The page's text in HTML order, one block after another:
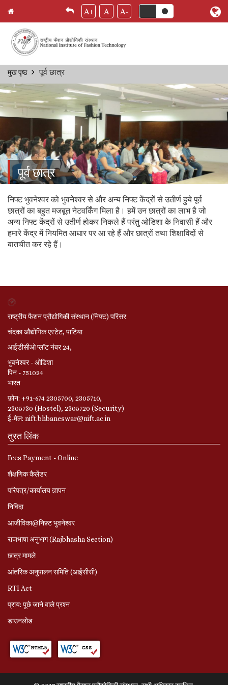
Skip
main
content
A+ A A-
Breadcrumb
मुख पृष्ठ पूर्व छात्र
पूर्व छात्र
निफ्ट भुवनेश्वर को भुवनेश्वर से और अन्य निफ्ट केंद्रों से उतीर्ण हुये पूर्व
छात्रों का बहुत मजबूत नेटवर्किंग मिला है। हमें उन छात्रों का लाभ है जो
अन्य निफ्ट केंद्रों से उतीर्ण होकर निकले हैं परंतु ओडिशा के निवासी हैं और
हमारे केंद्र में नियमित आधार पर आ रहे हैं और छात्रों तथा शिक्षाविदों से
बातचीत कर रहे हैं।
राष्ट्रीय फैशन प्रौद्योगिकी संस्थान (निफ्ट) परिसर
चंदका औद्योगिक एस्टेट, पाटिया
आईडीसीओ प्लॉट नंबर 24,
भुवनेश्‍वर - ओडिशा
पिन - 751024
भारत
फ़ोन: +91-674 2305700, 2305710,
2305730 (Hostel), 2305720 (Security)
ई-मेल: nift.bhbaneswar@nift.ac.in
तुरत लिंक
Fees Payment - Online
शैक्षणिक कैलेंडर
परिपत्र/कार्यालय ज्ञापन
निविदा
आजीविका@निफ़्ट भुवनेश्वर
राजभाषा अनुभाग (Rajbhasha Section)
छात्र मामले
आंतरिक अनुपालन समिति (आईसीसी)
RTI Act
प्राय: पूछे जाने वाले प्रश्‍न
डाउनलोड